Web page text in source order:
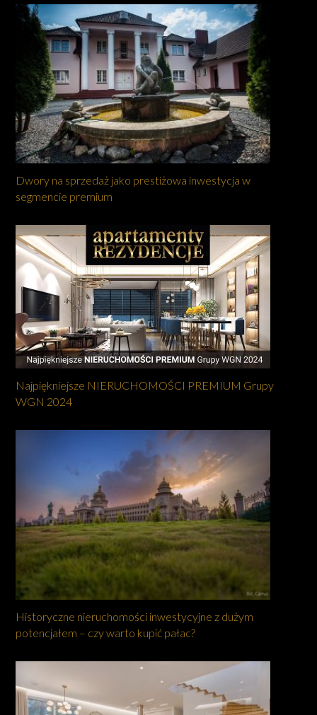
Dwory na sprzedaż jako prestiżowa inwestycja w
segmencie premium
Najpiękniejsze NIERUCHOMOŚCI PREMIUM Grupy
WGN 2024
Historyczne nieruchomości inwestycyjne z dużym
potencjałem – czy warto kupić pałac?